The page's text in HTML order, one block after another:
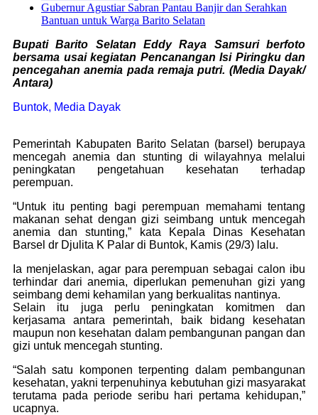
Gubernur Agustiar Sabran Pantau Banjir dan Serahkan
Bantuan untuk Warga Barito Selatan
Bupati Barito Selatan Eddy Raya Samsuri berfoto
bersama usai kegiatan Pencanangan Isi Piringku dan
pencegahan anemia pada remaja putri. (Media Dayak/
Antara)
Buntok, Media Dayak
Pemerintah Kabupaten Barito Selatan (barsel) berupaya
mencegah anemia dan stunting di wilayahnya melalui
peningkatan pengetahuan kesehatan terhadap
perempuan.
“Untuk itu penting bagi perempuan memahami tentang
makanan sehat dengan gizi seimbang untuk mencegah
anemia dan stunting,” kata Kepala Dinas Kesehatan
Barsel dr Djulita K Palar di Buntok, Kamis (29/3) lalu.
Ia menjelaskan, agar para perempuan sebagai calon ibu
terhindar dari anemia, diperlukan pemenuhan gizi yang
seimbang demi kehamilan yang berkualitas nantinya.
Selain itu juga perlu peningkatan komitmen dan
kerjasama antara pemerintah, baik bidang kesehatan
maupun non kesehatan dalam pembangunan pangan dan
gizi untuk mencegah stunting.
“Salah satu komponen terpenting dalam pembangunan
kesehatan, yakni terpenuhinya kebutuhan gizi masyarakat
terutama pada periode seribu hari pertama kehidupan,”
ucapnya.